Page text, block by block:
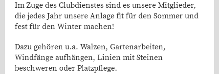
Im Zuge des Clubdienstes sind es unsere Mitglieder,
die jedes Jahr unsere Anlage fit für den Sommer und
fest für den Winter machen!
Dazu gehören u.a. Walzen, Gartenarbeiten,
Windfänge aufhängen, Linien mit Steinen
beschweren oder Platzpflege.